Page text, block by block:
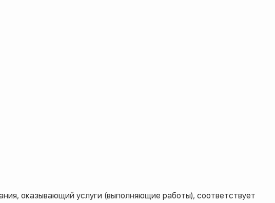
оказывающий услуги (выполняющие работы), соответствует